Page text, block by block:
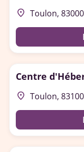
place Toulon, 83000
Centre
place Toulon, 83100